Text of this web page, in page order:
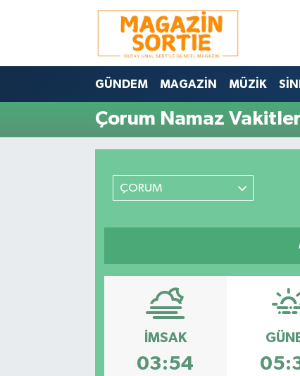
GÜNDEM MAGAZİN MÜZİK
Çorum Namaz
ÇORUM
İMSAK
03:54
Nöbetçi Eczaneler
Hava Durumu
Trafik Durumu